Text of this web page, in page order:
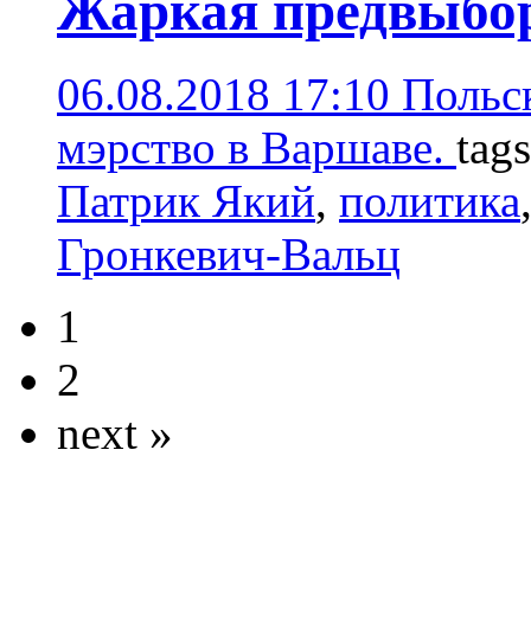
06.08.2018 17:10
мэрство в Варшаве.
Патрик Який, политика
Гронкевич-Вальц
1
2
next »